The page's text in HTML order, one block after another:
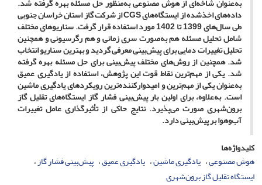
به‌عنوان شاخه‌ای از هوش‌ مصنوعی به‌منظور حل مسئله بهره گرفته شد.
داده‌های اخذشده از ایستگاه‌های CGS از شرکت گاز استان خراسان جنوبی
طی سال‌های 1399 تا 1402 مورد استفاده قرار گرفت. سناریوهای مختلف
شامل تحلیل مسئله هم به‌صورت سری زمانی و هم رگرسیونی و همچنین
تحلیل تغییرات دمایی برای پیش‌بینی معرفی گردید و بهترین سناریو انتخاب
شد. همچنین از روش‌های مختلف پیش‌بینی برای حل مسئله بهره گرفته
شد. یکی از مهم‌ترین نقاط قوت این پژوهش، استفاده از یادگیری عمیق
به‌عنوان یکی از مهم‌ترین و امیدوارکننده‌ترین رویکردهای یادگیری ماشین
است. به‌علاوه، برای اولین بار پیش‌بینی فشار گاز ایستگاه‌های تقلیل گاز
برون‌شهری صورت می‌پذیرد. نتایج حاکی از تأثیرگذاری عامل تغییرات
آب‌وهوا بر پیش‌بینی دارد.
کلیدواژه‌ها
هوش مصنوعی یادگیری ماشین یادگیری عمیق پیش‌بینی فشار گاز
ایستگاه تقلیل گاز برون‌شهری